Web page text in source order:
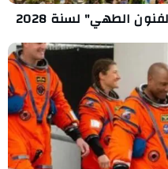
الطهي" لسنة 2028